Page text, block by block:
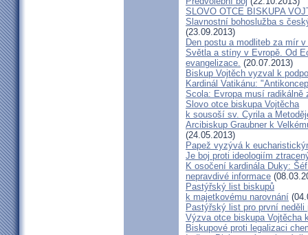
SLOVO OTCE BISKUPA
Slavnostní bohoslužba s
(23.09.2013)
Den postu a modliteb za mír
Světla a stíny v Evropě. Od
evangelizace. (20.07.2013)
Biskup Vojtěch vyzval k
Kardinál Vatikánu:
Scola: Evropa musí
Slovo otce biskupa Vojtěcha
k sousoší sv. Cyrila a
Arcibiskup Graubner k
(24.05.2013)
Papež vyzývá k
Je boj proti ideologiím
K osočení kardinála Duky:
nepravdivé informace
Pastýřský list biskupů
k majetkovému narovnání
Pastýřský list pro první neděli
Výzva otce biskupa Vojtěcha
Biskupové proti legalizaci